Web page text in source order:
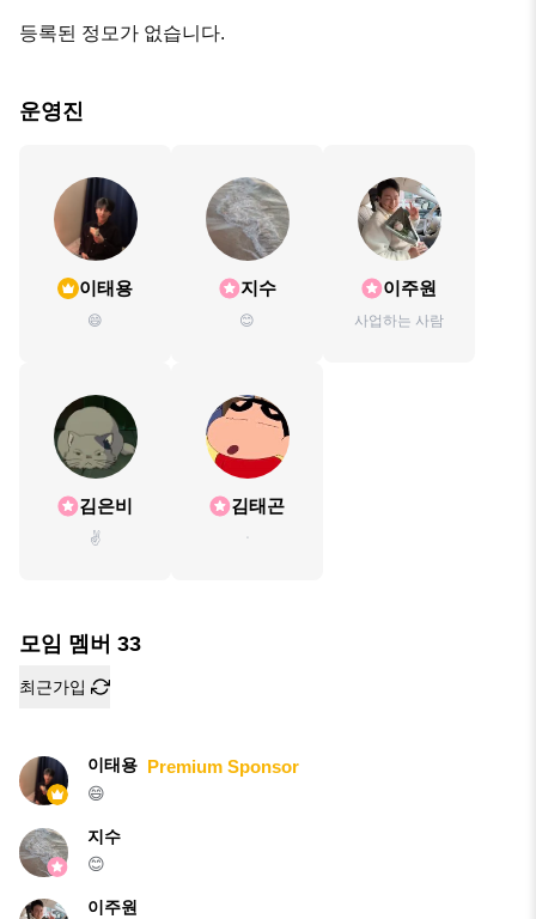
등록된 정모가 없습니다.
운영진
이태용
😄
지수
😊
이주원
사업하는 사람
김은비
✌️
김태곤
ㆍ
모임 멤버 33
최근가입
이태용 Premium Sponsor
😄
지수
😊
이주원